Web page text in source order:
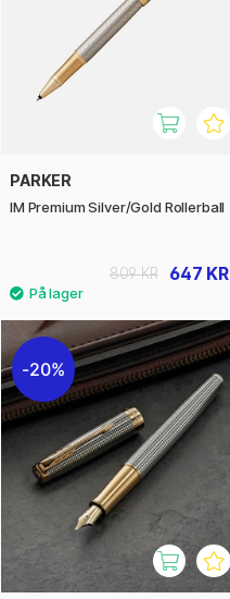
PARKER
IM Premium Silver/Gold Rollerball
647 KR
809 KR
20%